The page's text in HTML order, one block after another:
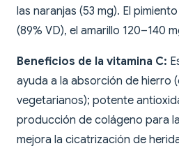
las naranjas (53 mg). El
(89% VD), el amarillo 120–140
Beneficios de la vitamina C:
ayuda a la absorción de hierro
vegetarianos); potente
producción de colágeno para
mejora la cicatrización de